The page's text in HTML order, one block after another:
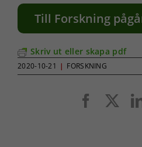
Till Forskning
Skriv ut eller skapa pdf
2020-10-21 | FORSKNING